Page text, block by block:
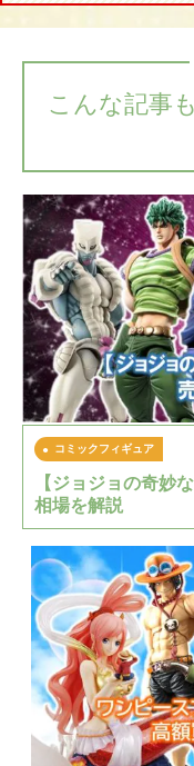
こんな記事
コミックフィギュア
【ジョジョの奇妙
相場を解説